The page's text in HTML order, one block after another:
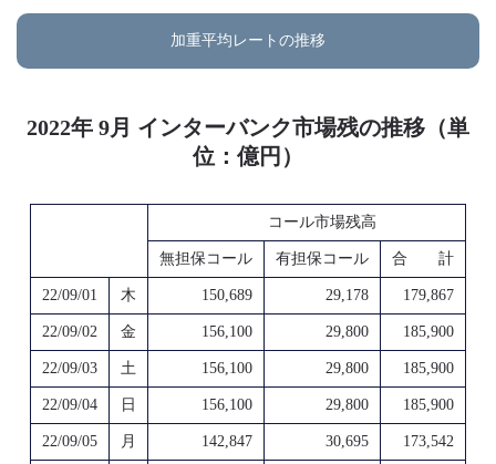
加重平均レートの推移
2022年 9月 インターバンク市場残の推移（単
位：億円）
コール市場残高
無担保コール 有担保コール 合 計
22/09/01 木 150,689 29,178 179,867
22/09/02 金 156,100 29,800 185,900
22/09/03 土 156,100 29,800 185,900
22/09/04 日 156,100 29,800 185,900
22/09/05 月 142,847 30,695 173,542